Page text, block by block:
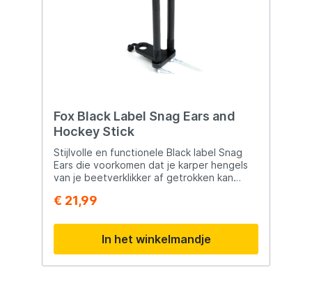
Fox Black Label Snag Ears and
Hockey Stick
Stijlvolle en functionele Black label Snag
Ears die voorkomen dat je karper hengels
van je beetverklikker af getrokken kan
gemonteerd hockey stick om direct je
€ 21,99
In het winkelmandje